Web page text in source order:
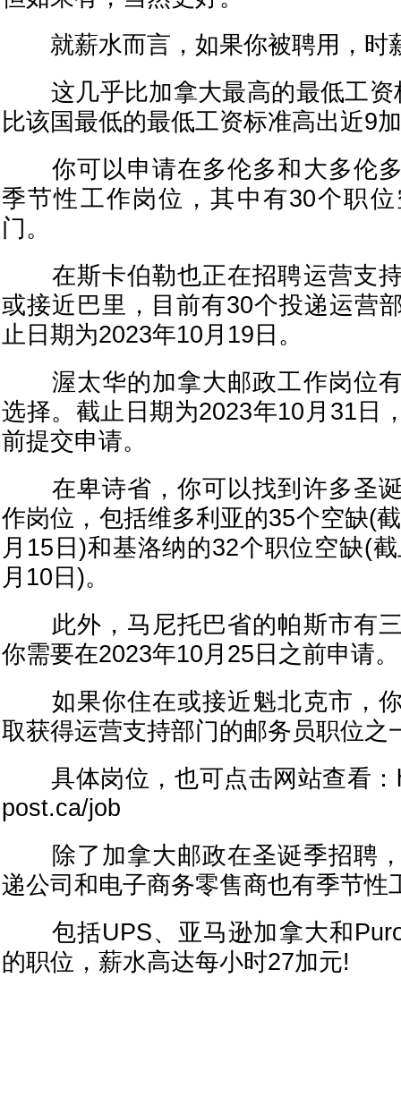
就薪水而言，如果你被聘用，时
这几乎比加拿大最高的最低工资
比该国最低的最低工资标准高出近9
你可以申请在多伦多和大多伦多
季节性工作岗位，其中有30个职
门。
在斯卡伯勒也正在招聘运营支持
或接近巴里，目前有30个投递运营
止日期为2023年10月19日。
渥太华的加拿大邮政工作岗位有
选择。截止日期为2023年10月31日
前提交申请。
在卑诗省，你可以找到许多圣诞
作岗位，包括维多利亚的35个空缺(
月15日)和基洛纳的32个职位空缺(
月10日)。
此外，马尼托巴省的帕斯市有三
你需要在2023年10月25日之前申请。
如果你住在或接近魁北克市，你
取获得运营支持部门的邮务员职位之
具体岗位，也可点击网站查看：
post.ca/job
除了加拿大邮政在圣诞季招聘，
递公司和电子商务零售商也有季节性
包括UPS、亚马逊加拿大和
的职位，薪水高达每小时27加元!